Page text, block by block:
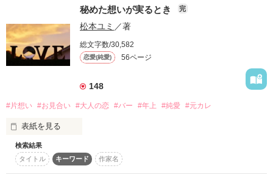
作品を読む
周りを見渡せば、
いつの間にか既婚者ばかり。
結婚なんて、
私だって本当は、
既婚者(ｶﾉｼﾞｮﾀﾁ)のようになりたいーー。
*o○*o○*o･ﾟ☆ﾟ･o*○o*○o*
ときめき方を覚えていますか？
秘めた想いが実るとき 完
松本ユミ ／著
総文字数/30,582
恋愛(純愛) 56ページ
148
#片想い #お見合い #大人の恋 #バー #年上 #純愛 #元カレ
表紙を見る
検索結果
タイトル
キーワード 作家名